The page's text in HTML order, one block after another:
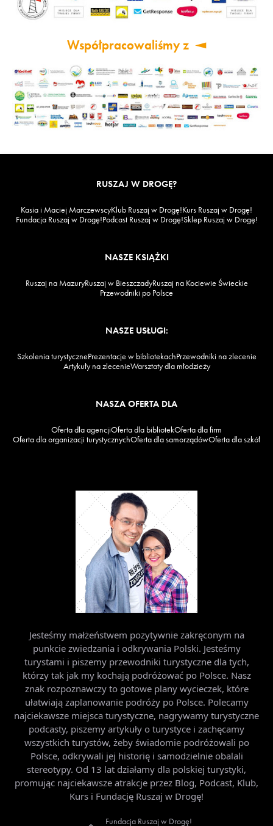
Współpracowaliśmy z
RUSZAJ W DROGĘ?
Kasia i Maciej MarczewscyKlub Ruszaj w Drogę!Kurs Ruszaj w Drogę!
Fundacja Ruszaj w Drogę!Podcast Ruszaj w Drogę!Sklep Ruszaj w Drogę!
NASZE KSIĄŻKI
Ruszaj na MazuryRuszaj w BieszczadyRuszaj na Kociewie Świeckie
Przewodniki po Polsce
NASZE USŁUGI:
Szkolenia turystycznePrezentacje w bibliotekachPrzewodniki na zlecenie
Artykuły na zlecenieWarsztaty dla młodzieży
NASZA OFERTA DLA
Oferta dla agencjiOferta dla bibliotekOferta dla firm
Oferta dla organizacji turystycznychOferta dla samorządówOferta dla szkół
Jesteśmy małżeństwem pozytywnie zakręconym na
punkcie zwiedzania i odkrywania Polski. Jesteśmy
turystami i piszemy przewodniki turystyczne dla tych,
którzy tak jak my kochają podróżować po Polsce. Nasz
znak rozpoznawczy to gotowe plany wycieczek, które
ułatwiają zaplanowanie podróży po Polsce. Polecamy
najciekawsze miejsca turystyczne, nagrywamy turystyczne
podcasty, piszemy artykuły o turystyce i zachęcamy
wszystkich turystów, żeby świadomie podróżowali po
Polsce, odkrywali jej historię i samodzielnie obalali
stereotypy. Od 13 lat działamy dla polskiej turystyki,
promując najciekawsze atrakcje przez Blog, Podcast, Klub,
Kurs i Fundację Ruszaj w Drogę!
Fundacja Ruszaj w Drogę!